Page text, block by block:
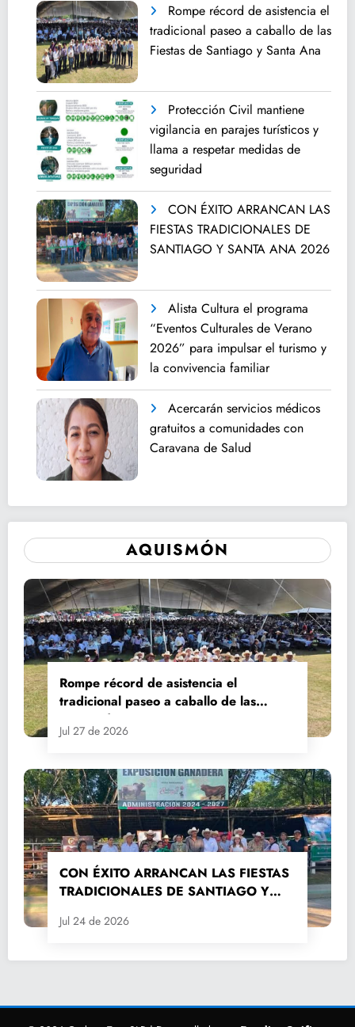
Rompe récord de asistencia el
tradicional paseo a caballo de las
Fiestas de Santiago y Santa Ana
Protección Civil mantiene
vigilancia en parajes turísticos y
llama a respetar medidas de
seguridad
CON ÉXITO ARRANCAN LAS
FIESTAS TRADICIONALES DE
SANTIAGO Y SANTA ANA 2026
Alista Cultura el programa
“Eventos Culturales de Verano
2026” para impulsar el turismo y
la convivencia familiar
Acercarán servicios médicos
gratuitos a comunidades con
Caravana de Salud
AQUISMÓN
Rompe récord de asistencia el
tradicional paseo a caballo de las
Fiestas de Santiago y Santa Ana
Jul 27 de 2026
CON ÉXITO ARRANCAN LAS FIESTAS
TRADICIONALES DE SANTIAGO Y
Jul 24 de 2026